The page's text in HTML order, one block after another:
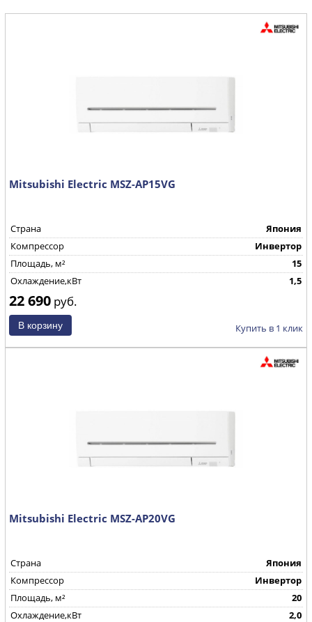
Mitsubishi Electric MSZ-AP15VG
Страна
Япония
Компрессор
Инвертор
Площадь, м²
15
Охлаждение,кВт
1,5
22 690 руб.
Купить в 1 клик
Mitsubishi Electric MSZ-AP20VG
Страна
Япония
Компрессор
Инвертор
Площадь, м²
20
Охлаждение,кВт
2,0